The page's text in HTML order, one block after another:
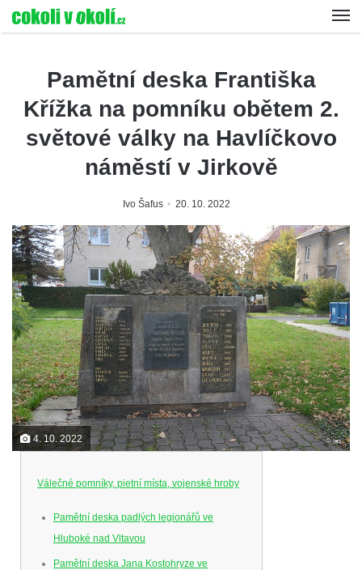
Pamětní deska Františka
Křížka na pomníku obětem 2.
světové války na Havlíčkovo
náměstí v Jirkově
Ivo Šafus 20. 10. 2022
4. 10. 2022
Válečné pomníky, pietní místa, vojenské hroby
Pamětní deska padlých legionářů ve
Hluboké nad Vltavou
Pamětní deska Jana Kostohryze ve